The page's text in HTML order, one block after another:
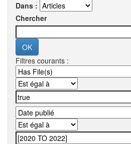
Dans :
Chercher
Filtres courants :